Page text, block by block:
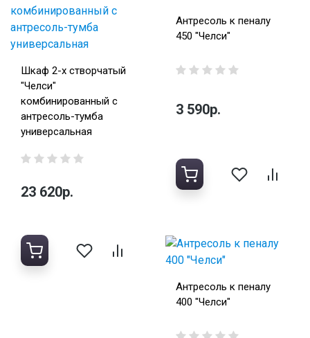
Шкаф 2-х створчатый
"Челси"
комбинированный с
антресоль-тумба
универсальная
23 620р.
Антресоль к пеналу
450 "Челси"
3 590р.
Антресоль к пеналу
400 "Челси"